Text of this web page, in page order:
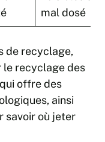
mal dosé
de recyclage,
le recyclage des
qui offre des
ainsi
savoiroù jeter